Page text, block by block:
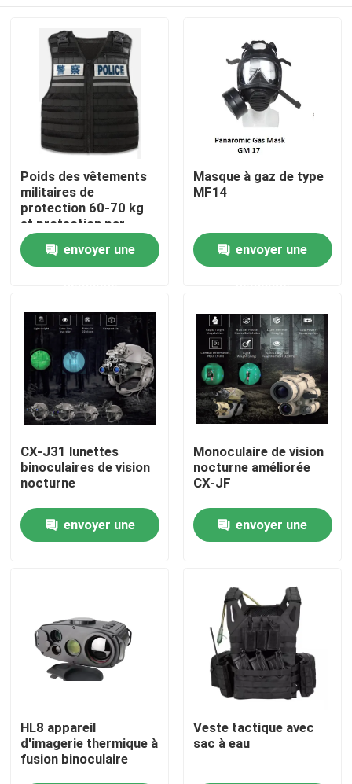
À la maison
Produits
Vidéos
À propos de nous
Visite de l'usine
Nouvelles
Demandez un devis
Usage tactique militaire
Poids des vêtements
militaires de
protection 60-70 kg
et protection par
injection pour
taille/hauteur/poids/zone
de protection
envoyer une
Masque à gaz de type
MF14
envoyer une
CX-J31 lunettes
binoculaires de vision
nocturne
envoyer une
Monoculaire de vision
nocturne améliorée
CX-JF
envoyer une
HL8 appareil
d'imagerie thermique à
fusion binoculaire
Veste tactique avec
sac à eau